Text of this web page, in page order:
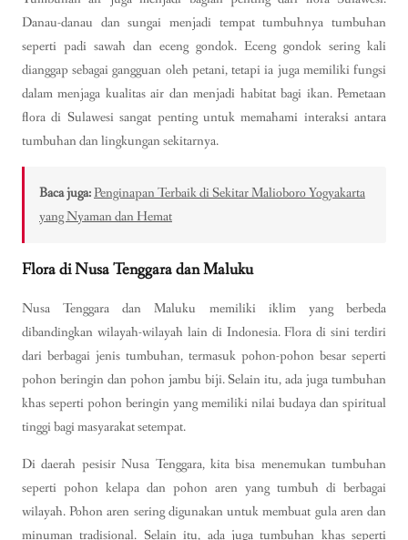
Danau-danau dan sungai menjadi tempat tumbuhnya tumbuhan
seperti padi sawah dan eceng gondok. Eceng gondok sering kali
dianggap sebagai gangguan oleh petani, tetapi ia juga memiliki fungsi
dalam menjaga kualitas air dan menjadi habitat bagi ikan. Pemetaan
flora di Sulawesi sangat penting untuk memahami interaksi antara
tumbuhan dan lingkungan sekitarnya.
Baca juga:Penginapan Terbaik di Sekitar Malioboro Yogyakarta
yang Nyaman dan Hemat
Flora di Nusa Tenggara dan Maluku
Nusa Tenggara dan Maluku memiliki iklim yang berbeda
dibandingkan wilayah-wilayah lain di Indonesia. Flora di sini terdiri
dari berbagai jenis tumbuhan, termasuk pohon-pohon besar seperti
pohon beringin dan pohon jambu biji. Selain itu, ada juga tumbuhan
khas seperti pohon beringin yang memiliki nilai budaya dan spiritual
tinggi bagi masyarakat setempat.
Di daerah pesisir Nusa Tenggara, kita bisa menemukan tumbuhan
seperti pohon kelapa dan pohon aren yang tumbuh di berbagai
wilayah. Pohon aren sering digunakan untuk membuat gula aren dan
minuman tradisional. Selain itu, ada juga tumbuhan khas seperti